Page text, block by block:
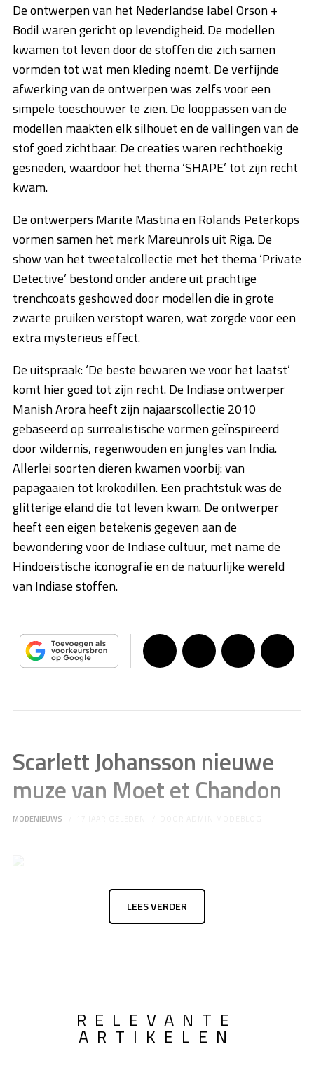
De ontwerpen van het Nederlandse label Orson +
Bodil waren gericht op levendigheid. De modellen
kwamen tot leven door de stoffen die zich samen
vormden tot wat men kleding noemt. De verfijnde
afwerking van de ontwerpen was zelfs voor een
simpele toeschouwer te zien. De looppassen van de
modellen maakten elk silhouet en de vallingen van de
stof goed zichtbaar. De creaties waren rechthoekig
gesneden, waardoor het thema ‘SHAPE’ tot zijn recht
kwam.
De ontwerpers Marite Mastina en Rolands Peterkops
vormen samen het merk Mareunrols uit Riga. De
show van het tweetalcollectie met het thema ‘Private
Detective’ bestond onder andere uit prachtige
trenchcoats geshowed door modellen die in grote
zwarte pruiken verstopt waren, wat zorgde voor een
extra mysterieus effect.
De uitspraak: ‘De beste bewaren we voor het laatst’
komt hier goed tot zijn recht. De Indiase ontwerper
Manish Arora heeft zijn najaarscollectie 2010
gebaseerd op surrealistische vormen geïnspireerd
door wildernis, regenwouden en jungles van India.
Allerlei soorten dieren kwamen voorbij: van
papagaaien tot krokodillen. Een prachtstuk was de
glitterige eland die tot leven kwam. De ontwerper
heeft een eigen betekenis gegeven aan de
bewondering voor de Indiase cultuur, met name de
Hindoeïstische iconografie en de natuurlijke wereld
van Indiase stoffen.
Scarlett Johansson nieuwe
muze van Moet et Chandon
MODENIEUWS
LEES VERDER
RELEVANTE
ARTIKELEN